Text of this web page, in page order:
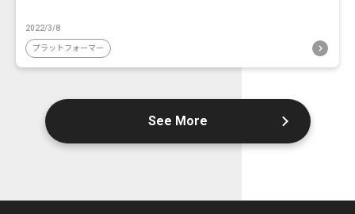
2022/3/8
プラットフォーマー
See More